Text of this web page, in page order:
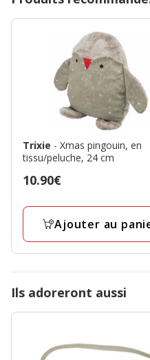
Trixie - Xmas pingouin, en
tissu/peluche, 24 cm
Prix
10.90€
Ajouter au
Ils adoreront aussi